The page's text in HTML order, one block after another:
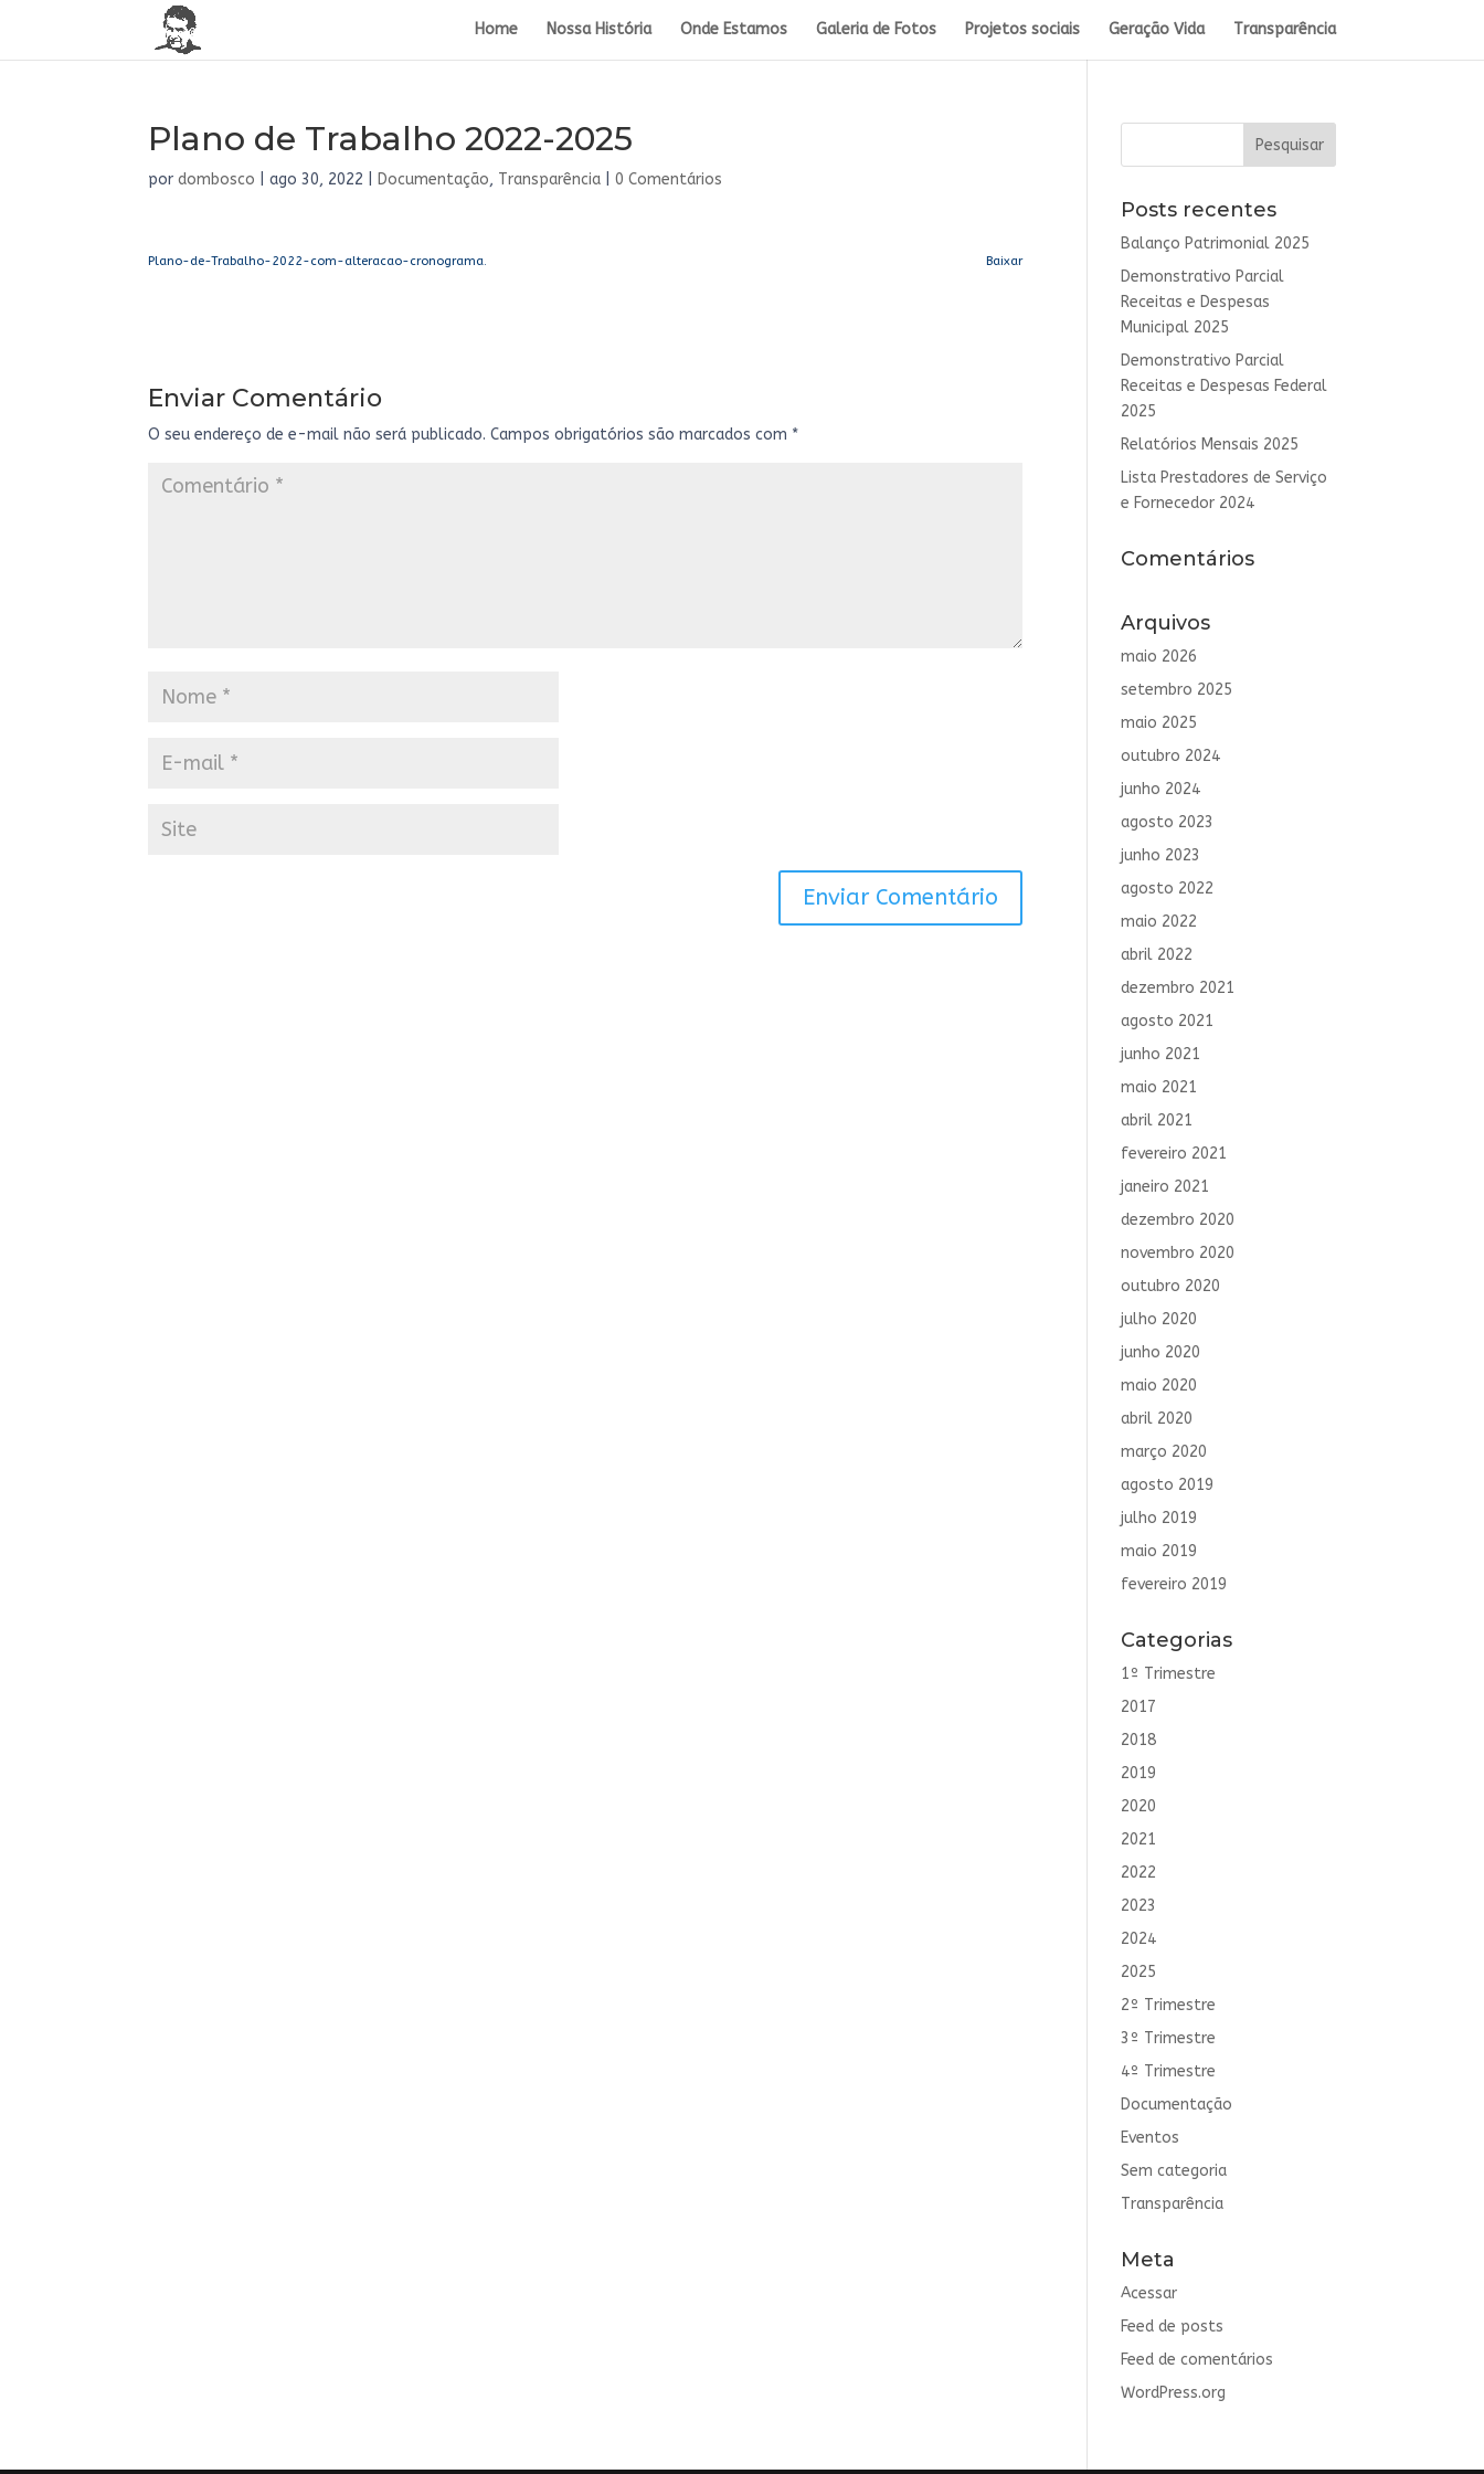
Home Nossa História Onde Estamos Galeria de Fotos Projetos sociais Geração Vida Transparência
Plano de Trabalho 2022-2025
pordombosco |ago 30, 2022 Documentação, Transparência |0 Comentários
Plano-de-Trabalho-2022-com-alteracao-cronograma. Baixar
Enviar Comentário
O seu endereço de e-mail não será publicado. Campos obrigatórios são marcados com *
Posts recentes
Balanço Patrimonial 2025
Demonstrativo Parcial
Receitas e Despesas
Municipal 2025
Demonstrativo Parcial
Receitas e Despesas Federal
2025
Relatórios Mensais 2025
Lista Prestadores de Serviço
e Fornecedor 2024
Comentários
Arquivos
maio 2026
setembro 2025
maio 2025
outubro 2024
junho 2024
agosto 2023
junho 2023
agosto 2022
maio 2022
abril 2022
dezembro 2021
agosto 2021
junho 2021
maio 2021
abril 2021
fevereiro 2021
janeiro 2021
dezembro 2020
novembro 2020
outubro 2020
julho 2020
junho 2020
maio 2020
abril 2020
março 2020
agosto 2019
julho 2019
maio 2019
fevereiro 2019
Categorias
1º Trimestre
2017
2018
2019
2020
2021
2022
2023
2024
2025
2º Trimestre
3º Trimestre
4º Trimestre
Documentação
Eventos
Sem categoria
Transparência
Meta
Acessar
Feed de posts
Feed de comentários
WordPress.org